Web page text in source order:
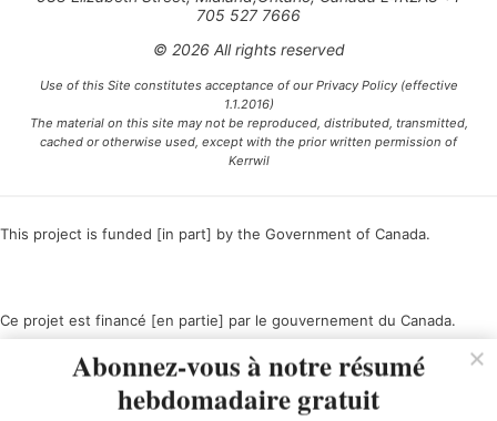
705 527 7666
© 2026 All rights reserved
Use of this Site constitutes acceptance of our Privacy Policy (effective
1.1.2016)
The material on this site may not be reproduced, distributed, transmitted,
cached or otherwise used, except with the prior written permission of
Kerrwil
This project is funded [in part] by the Government of Canada.
Ce projet est financé [en partie] par le gouvernement du Canada.
Abonnez-vous à notre résumé
hebdomadaire gratuit